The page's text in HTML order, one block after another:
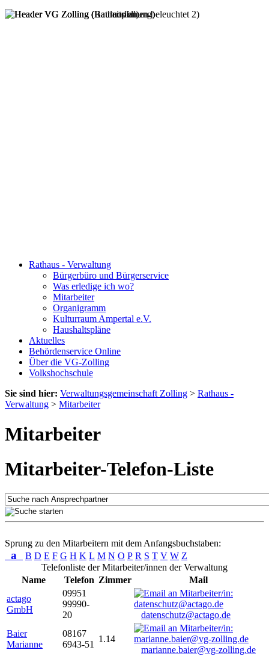
Rathaus - Verwaltung
Bürgerbüro und Bürgerservice
Was erledige ich wo?
Mitarbeiter
Organigramm
Kulturraum Ampertal e.V.
Haushaltspläne
Aktuelles
Behördenservice Online
Über die VG-Zolling
Volkshochschule
Sie sind hier: Verwaltungsgemeinschaft Zolling > Rathaus -
Verwaltung > Mitarbeiter
Mitarbeiter
Mitarbeiter-Telefon-Liste
Sprung zu den Mitarbeitern mit dem Anfangsbuchstaben:
a B D E F G H K L M N O P R S T V W Z
Telefonliste der Mitarbeiter/innen der Verwaltung
Name
Telefon Zimmer
Mail
actago
GmbH
09951
99990-
20
datenschutz@actago.de
Baier
Marianne
08167
6943-51
1.14
marianne.baier@vg-zolling.de